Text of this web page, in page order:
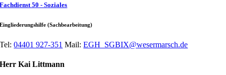
Fachdienst 50 - Soziales
Eingliederungshilfe (Sachbearbeitung)
Tel: 04401 927-351 Mail: EGH_SGBIX@wesermarsch.de
Herr Kai Littmann